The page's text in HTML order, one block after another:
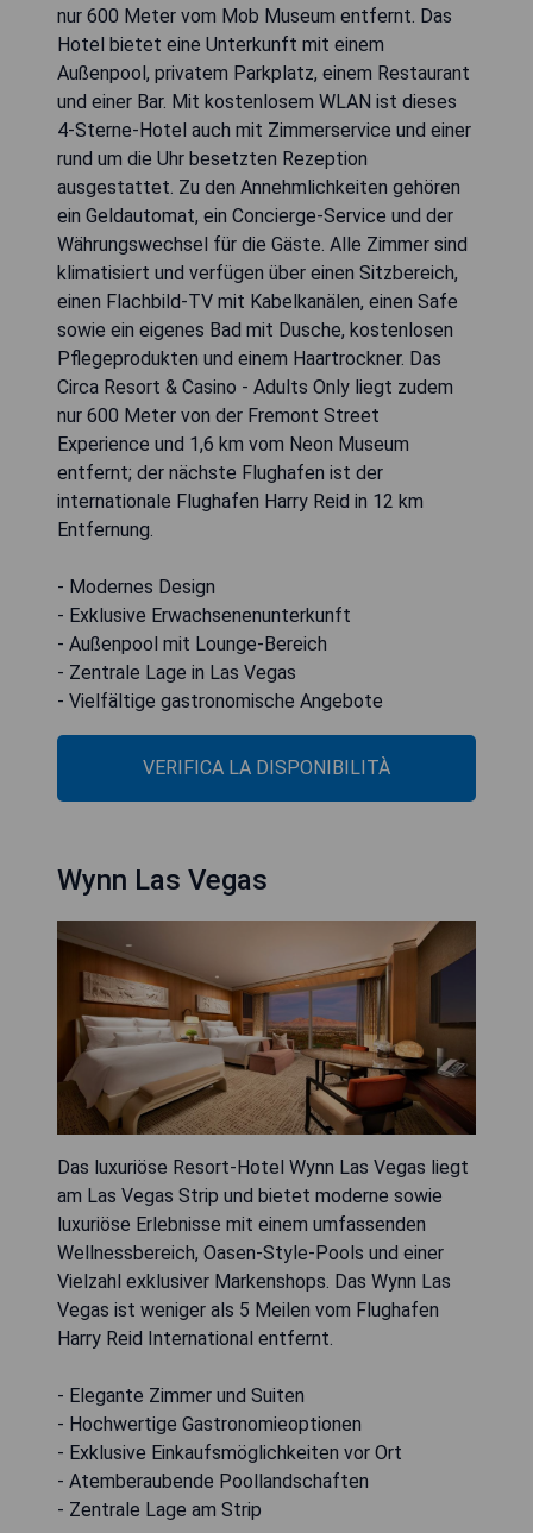
nur 600 Meter vom Mob Museum entfernt. Das
Hotel bietet eine Unterkunft mit einem
Außenpool, privatem Parkplatz, einem Restaurant
und einer Bar. Mit kostenlosem WLAN ist dieses
4-Sterne-Hotel auch mit Zimmerservice und einer
rund um die Uhr besetzten Rezeption
ausgestattet. Zu den Annehmlichkeiten gehören
ein Geldautomat, ein Concierge-Service und der
Währungswechsel für die Gäste. Alle Zimmer sind
klimatisiert und verfügen über einen Sitzbereich,
einen Flachbild-TV mit Kabelkanälen, einen Safe
sowie ein eigenes Bad mit Dusche, kostenlosen
Pflegeprodukten und einem Haartrockner. Das
Circa Resort & Casino - Adults Only liegt zudem
nur 600 Meter von der Fremont Street
Experience und 1,6 km vom Neon Museum
entfernt; der nächste Flughafen ist der
internationale Flughafen Harry Reid in 12 km
Entfernung.
- Modernes Design
- Exklusive Erwachsenenunterkunft
- Außenpool mit Lounge-Bereich
- Zentrale Lage in Las Vegas
- Vielfältige gastronomische Angebote
VERIFICA LA DISPONIBILITÀ
Wynn Las Vegas
Das luxuriöse Resort-Hotel Wynn Las Vegas liegt
am Las Vegas Strip und bietet moderne sowie
luxuriöse Erlebnisse mit einem umfassenden
Wellnessbereich, Oasen-Style-Pools und einer
Vielzahl exklusiver Markenshops. Das Wynn Las
Vegas ist weniger als 5 Meilen vom Flughafen
Harry Reid International entfernt.
- Elegante Zimmer und Suiten
- Hochwertige Gastronomieoptionen
- Exklusive Einkaufsmöglichkeiten vor Ort
- Atemberaubende Poollandschaften
- Zentrale Lage am Strip